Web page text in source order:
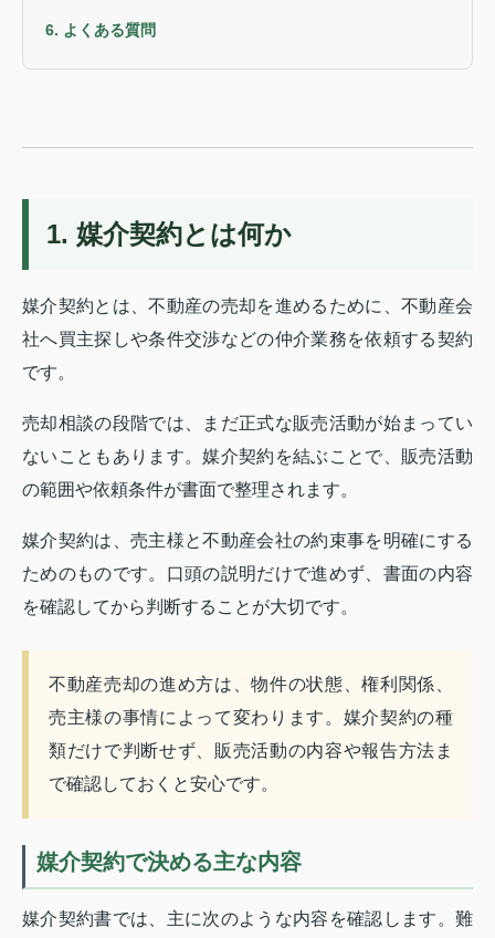
6. よくある質問
1. 媒介契約とは何か
媒介契約とは、不動産の売却を進めるために、不動産会
社へ買主探しや条件交渉などの仲介業務を依頼する契約
です。
売却相談の段階では、まだ正式な販売活動が始まってい
ないこともあります。媒介契約を結ぶことで、販売活動
の範囲や依頼条件が書面で整理されます。
媒介契約は、売主様と不動産会社の約束事を明確にする
ためのものです。口頭の説明だけで進めず、書面の内容
を確認してから判断することが大切です。
不動産売却の進め方は、物件の状態、権利関係、
売主様の事情によって変わります。媒介契約の種
類だけで判断せず、販売活動の内容や報告方法ま
で確認しておくと安心です。
媒介契約で決める主な内容
媒介契約書では、主に次のような内容を確認します。難